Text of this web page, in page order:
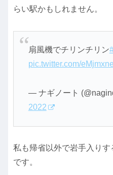
らい駅かもしれません。
扇風機でチリンチリン
pic.twitter.com/
— ナギノート
2022
私も帰省以外で岩手入りす
です。